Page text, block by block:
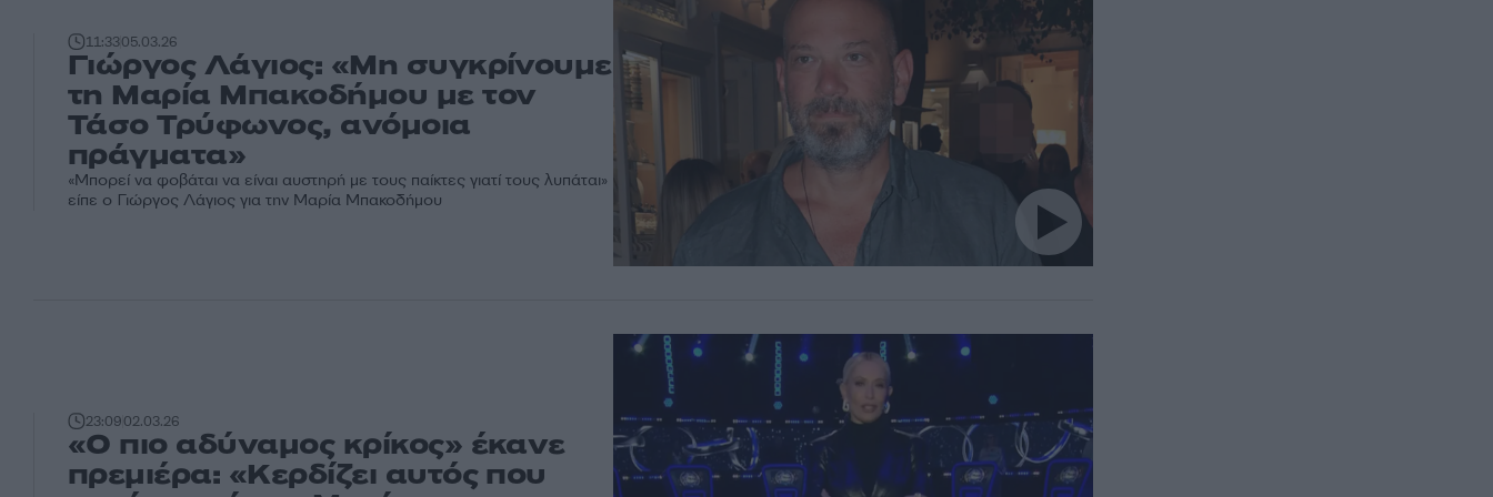
11:3305.03.26
Γιώργος Λάγιος: «Μη συγκρίνουμε
τη Μαρία Μπακοδήμου με τον
Τάσο Τρύφωνος, ανόμοια
πράγματα»
«Μπορεί να φοβάται να είναι αυστηρή με τους παίκτες γιατί τους λυπάται»
είπε ο Γιώργος Λάγιος για την Μαρία Μπακοδήμου
23:0902.03.26
«Ο πιο αδύναμος κρίκος» έκανε
πρεμιέρα: «Κερδίζει αυτός που